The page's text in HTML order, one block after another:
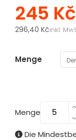
Menge
245 Kč
296,40 Kčinkl.
Menge
Die